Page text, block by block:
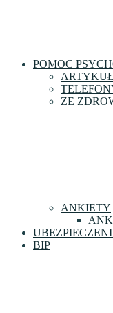
POMOC
ZE
ANKIETY
BIP